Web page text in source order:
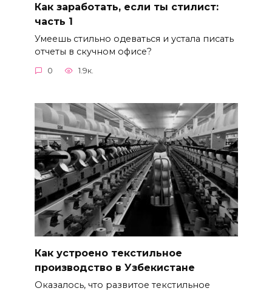
Как заработать, если ты стилист:
часть 1
Умеешь стильно одеваться и устала писать
отчеты в скучном офисе?
0 1.9к.
Как устроено текстильное
производство в Узбекистане
Оказалось, что развитое текстильное